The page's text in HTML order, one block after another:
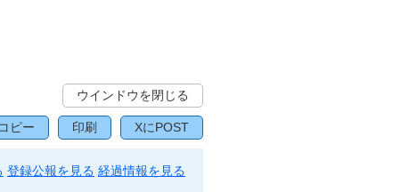
ウインドウを閉じる
ピー 印刷 XにPOST
登録公報を見る 経過情報を見る